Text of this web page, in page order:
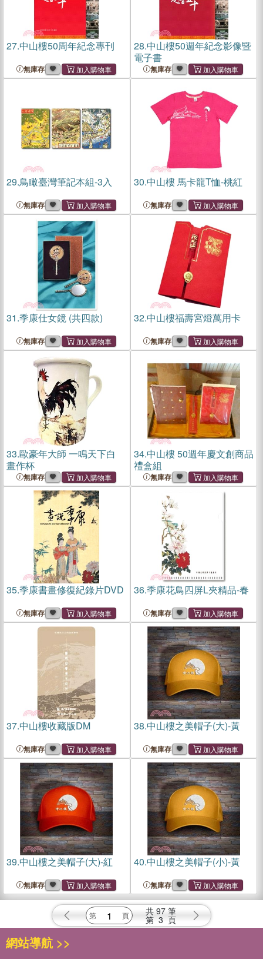
27.中山樓50周年紀念專刊
無庫存
28.中山樓50週年紀念影像暨
電子書
無庫存
29.鳥瞰臺灣筆記本組-3入
無庫存
30.中山樓 馬卡龍T恤-桃紅
無庫存
31.季康仕女鏡 (共四款)
無庫存
32.中山樓福壽宮燈萬用卡
無庫存
33.歐豪年大師 一鳴天下白
畫作杯
無庫存
34.中山樓 50週年慶文創商品
禮盒組
無庫存
35.季康書畫修復紀錄片DVD
無庫存
36.季康花鳥四屏L夾精品-春
無庫存
37.中山樓收藏版DM
無庫存
38.中山樓之美帽子(大)-黃
無庫存
39.中山樓之美帽子(大)-紅
無庫存
40.中山樓之美帽子(小)-黃
無庫存
共 97 筆
第 3 頁
網站導航 >>